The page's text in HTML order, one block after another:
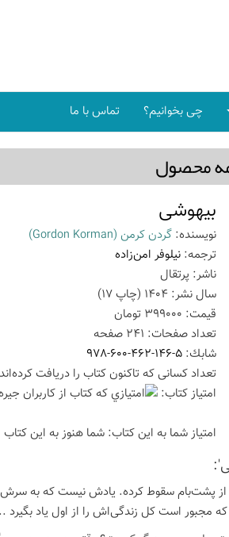
چی بخوانیم؟ تماس با ما
محصول
بیهوشی
نویسنده: گردن کرمن (Gordon Korman)
ترجمه: نیلوفر امن‌زاده
ناشر: پرتقال
سال نشر: 1404 (چاپ17
)
قیمت: 399000 تومان
تعداد صفحات: 241 صفحه
شابك: 978-600-462-146-5
تعداد كسانی كه تاكنون كتاب را دریافت كرده‌اند: 1
امتیاز كتاب:
امتیاز شما به این كتاب: شما هنوز به این كتاب
پشت‌بام سقوط کرده. یادش نیست که به سرش
که مجبور است کل زندگی‌اش را از اول یاد